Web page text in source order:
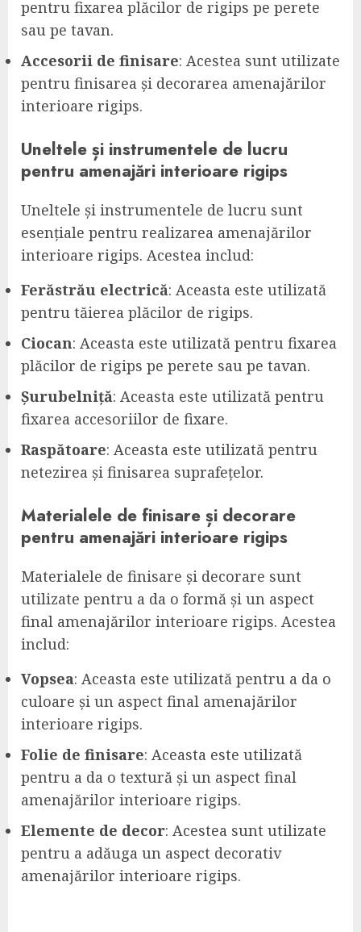
pentru fixarea plăcilor de rigips pe perete
sau pe tavan.
Accesorii de finisare: Acestea sunt utilizate
pentru finisarea și decorarea amenajărilor
interioare rigips.
Uneltele și instrumentele de lucru
pentru amenajări interioare rigips
Uneltele și instrumentele de lucru sunt
esențiale pentru realizarea amenajărilor
interioare rigips. Acestea includ:
Ferăstrău electrică: Aceasta este utilizată
pentru tăierea plăcilor de rigips.
Ciocan: Aceasta este utilizată pentru fixarea
plăcilor de rigips pe perete sau pe tavan.
Șurubelniță: Aceasta este utilizată pentru
fixarea accesoriilor de fixare.
Raspătoare: Aceasta este utilizată pentru
netezirea și finisarea suprafețelor.
Materialele de finisare și decorare
pentru amenajări interioare rigips
Materialele de finisare și decorare sunt
utilizate pentru a da o formă și un aspect
final amenajărilor interioare rigips. Acestea
includ:
Vopsea: Aceasta este utilizată pentru a da o
culoare și un aspect final amenajărilor
interioare rigips.
Folie de finisare: Aceasta este utilizată
pentru a da o textură și un aspect final
amenajărilor interioare rigips.
Elemente de decor: Acestea sunt utilizate
pentru a adăuga un aspect decorativ
amenajărilor interioare rigips.